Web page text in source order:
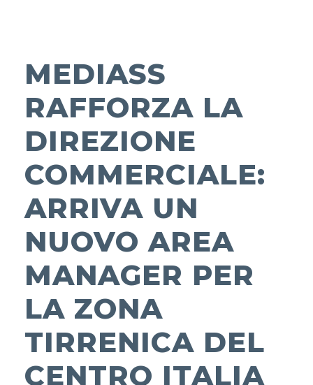
MEDIASS
RAFFORZA LA
DIREZIONE
COMMERCIALE:
ARRIVA UN
NUOVO AREA
MANAGER PER
LA ZONA
TIRRENICA DEL
CENTRO ITALIA